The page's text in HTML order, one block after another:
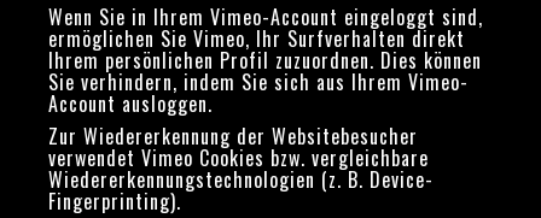
Wenn Sie in Ihrem Vimeo-Account eingeloggt sind,
ermöglichen Sie Vimeo, Ihr Surfverhalten direkt
Ihrem persönlichen Profil zuzuordnen. Dies können
Sie verhindern, indem Sie sich aus Ihrem Vimeo-
Account ausloggen.
Zur Wiedererkennung der Websitebesucher
verwendet Vimeo Cookies bzw. vergleichbare
Wiedererkennungstechnologien (z. B. Device-
Fingerprinting).